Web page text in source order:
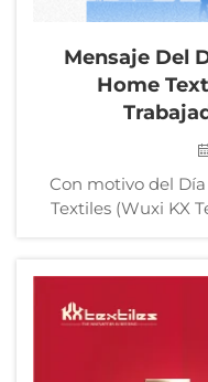
Mensaje Del
Home
Con motivo del
Textiles (Wuxi KX
así como a todos
profundamente